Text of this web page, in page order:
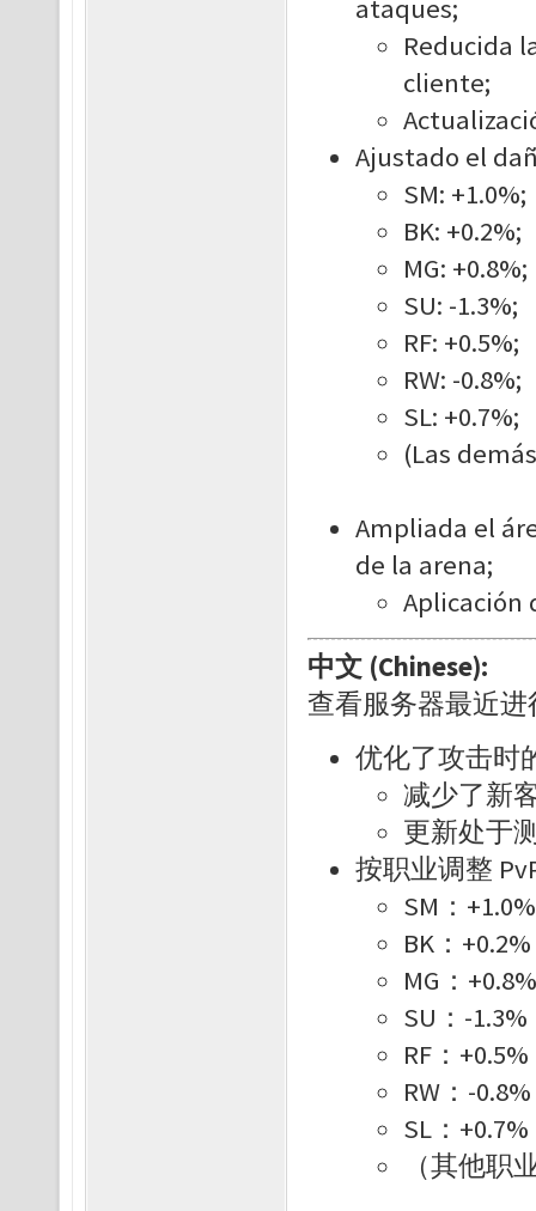
ataques;
Reducida
cliente;
Ajustado el
SM: +1.0%;
BK: +0.2%;
MG: +0.8%;
SU: -1.3%;
RF: +0.5%;
RW: -0.8%;
SL: +0.7%;
(Las
Ampliada el
de la arena;
Aplicación
中文 (Chinese):
查看服务器最近
优化了攻击时
减少了新
更新处于
按职业调整
SM：
BK：
MG：
SU：-1.3%
RF：
RW：-
SL：
（其他职